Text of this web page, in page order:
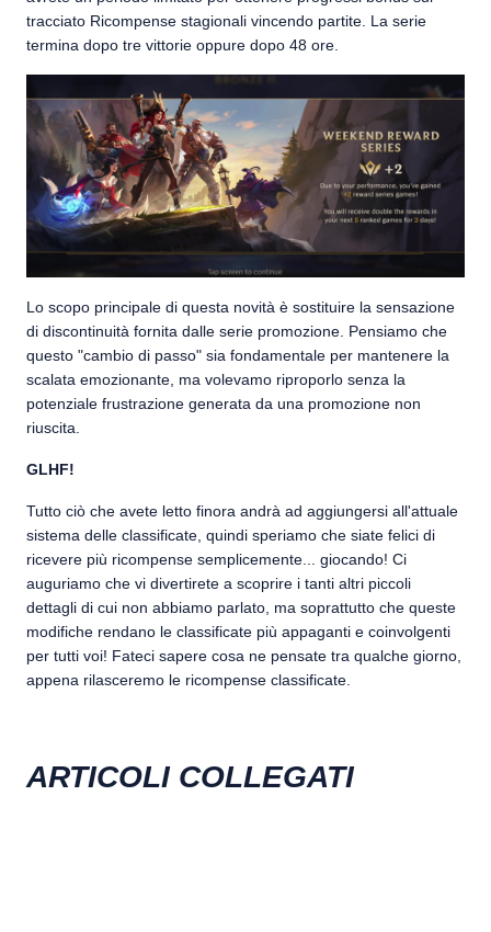
tracciato Ricompense stagionali vincendo partite. La serie
termina dopo tre vittorie oppure dopo 48 ore.
Lo scopo principale di questa novità è sostituire la sensazione
di discontinuità fornita dalle serie promozione. Pensiamo che
questo "cambio di passo" sia fondamentale per mantenere la
scalata emozionante, ma volevamo riproporlo senza la
potenziale frustrazione generata da una promozione non
riuscita.
GLHF!
Tutto ciò che avete letto finora andrà ad aggiungersi all'attuale
sistema delle classificate, quindi speriamo che siate felici di
ricevere più ricompense semplicemente... giocando! Ci
auguriamo che vi divertirete a scoprire i tanti altri piccoli
dettagli di cui non abbiamo parlato, ma soprattutto che queste
modifiche rendano le classificate più appaganti e coinvolgenti
per tutti voi! Fateci sapere cosa ne pensate tra qualche giorno,
appena rilasceremo le ricompense classificate.
ARTICOLI COLLEGATI